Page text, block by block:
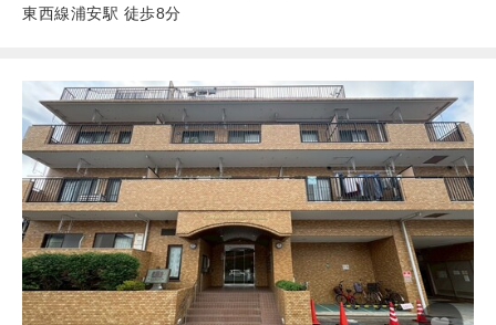
東西線浦安駅 徒歩8分